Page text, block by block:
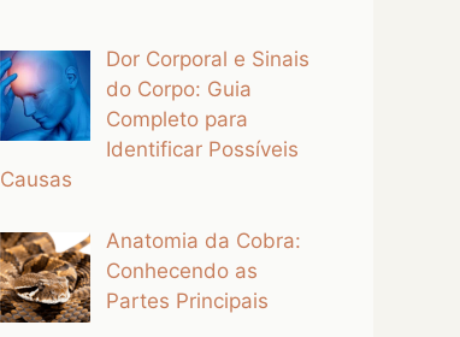
Dor Corporal e Sinais
do Corpo: Guia
Completo para
Identificar Possíveis
Causas
Anatomia da Cobra:
Conhecendo as
Partes Principais